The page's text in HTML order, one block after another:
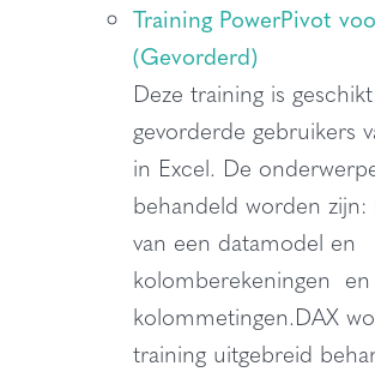
Training PowerPivot
(Gevorderd)
Deze training is
gevorderde gebruikers
in Excel. De
behandeld worden
van een datamodel en
kolomberekeningen en
kolommetingen.DAX
training uitgebreid